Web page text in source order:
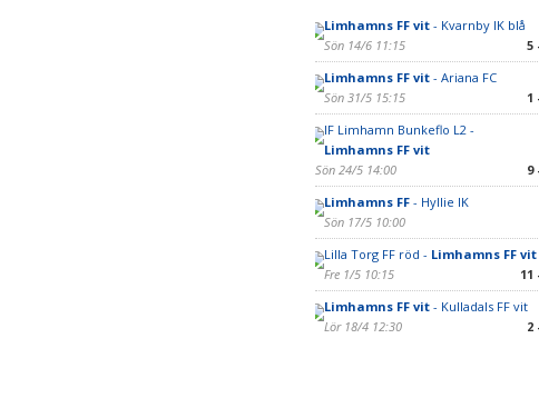
Limhamns FF vit- Kvarnby IK blå
Sön 14/6 11:15
5
Limhamns FF vit- Ariana FC
Sön 31/5 15:15
1
IF Limhamn Bunkeflo L2 -
Limhamns FF vit
Sön 24/5 14:00
9
Limhamns FF- Hyllie IK
Sön 17/5 10:00
Lilla Torg FF röd - Limhamns FF vit
Fre 1/5 10:15
11
Limhamns FF vit- Kulladals FF vit
Lör 18/4 12:30
2